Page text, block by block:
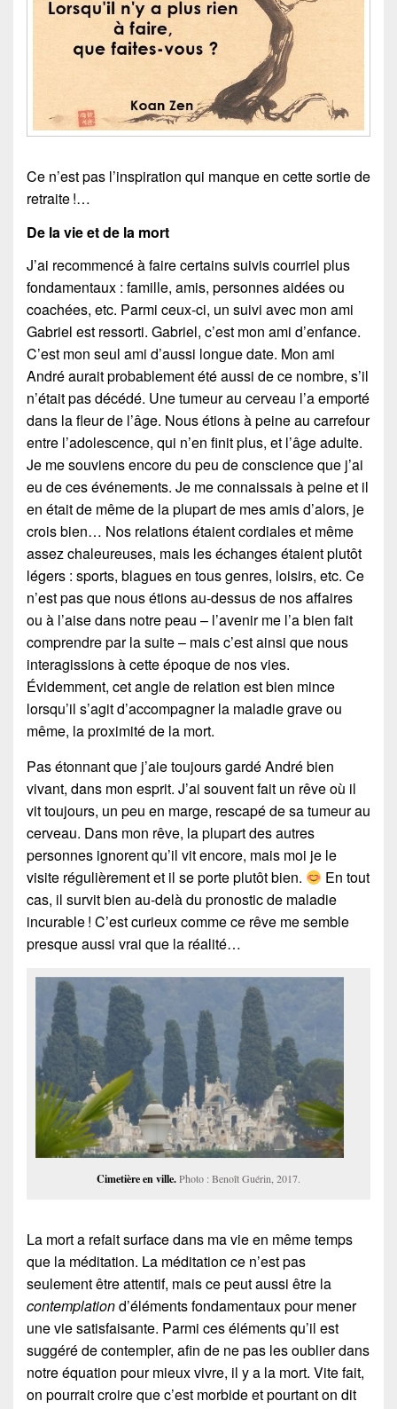
Ce n’est pas l’inspiration qui manque en cette sortie de
retraite !…
De la vie et de la mort
J’ai recommencé à faire certains suivis courriel plus
fondamentaux : famille, amis, personnes aidées ou
coachées, etc. Parmi ceux-ci, un suivi avec mon ami
Gabriel est ressorti. Gabriel, c’est mon ami d’enfance.
C’est mon seul ami d’aussi longue date. Mon ami
André aurait probablement été aussi de ce nombre, s’il
n’était pas décédé. Une tumeur au cerveau l’a emporté
dans la fleur de l’âge. Nous étions à peine au carrefour
entre l’adolescence, qui n’en finit plus, et l’âge adulte.
Je me souviens encore du peu de conscience que j’ai
eu de ces événements. Je me connaissais à peine et il
en était de même de la plupart de mes amis d’alors, je
crois bien… Nos relations étaient cordiales et même
assez chaleureuses, mais les échanges étaient plutôt
légers : sports, blagues en tous genres, loisirs, etc. Ce
n’est pas que nous étions au-dessus de nos affaires
ou à l’aise dans notre peau – l’avenir me l’a bien fait
comprendre par la suite – mais c’est ainsi que nous
interagissions à cette époque de nos vies.
Évidemment, cet angle de relation est bien mince
lorsqu’il s’agit d’accompagner la maladie grave ou
même, la proximité de la mort.
Pas étonnant que j’aie toujours gardé André bien
vivant, dans mon esprit. J’ai souvent fait un rêve où il
vit toujours, un peu en marge, rescapé de sa tumeur au
cerveau. Dans mon rêve, la plupart des autres
personnes ignorent qu’il vit encore, mais moi je le
visite régulièrement et il se porte plutôt bien.
En tout
cas, il survit bien au-delà du pronostic de maladie
incurable ! C’est curieux comme ce rêve me semble
presque aussi vrai que la réalité…
Cimetière en ville.Photo : Benoît Guérin, 2017.
La mort a refait surface dans ma vie en même temps
que la méditation. La méditation ce n’est pas
seulement être attentif, mais ce peut aussi être la
contemplationd’éléments fondamentaux pour mener
une vie satisfaisante. Parmi ces éléments qu’il est
suggéré de contempler, afin de ne pas les oublier dans
notre équation pour mieux vivre, il y a la mort. Vite fait,
on pourrait croire que c’est morbide et pourtant on dit